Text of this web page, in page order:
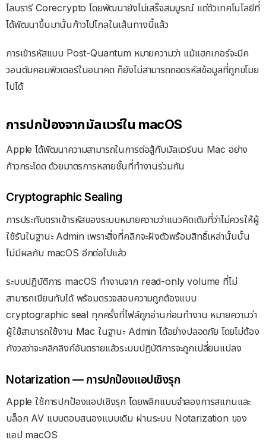
ไลบรารี Corecrypto โดยพัฒนายังไม่เสร็จสมบูรณ์ แต่ตัวเทคโนโลยีที่
ได้พัฒนาขึ้นมานั้นก้าวไปไกลในเส้นทางนี้แล้ว
การเข้ารหัสแบบ Post-Quantum หมายความว่า แม้แฮกเกอร์จะมีค
วอนตัมคอมพิวเตอร์ในอนาคต ก็ยังไม่สามารถถอดรหัสข้อมูลที่ถูกขโมย
ไปได้
การปกป้องจากมัลแวร์ใน macOS
Apple ได้พัฒนาความสามารถในการต่อสู้กับมัลแวร์บน Mac อย่าง
ก้าวกระโดด ด้วยมาตรการหลายชั้นที่ทำงานร่วมกัน
Cryptographic Sealing
การประทับตราเข้ารหัสของระบบหมายความว่าแนวคิดเดิมที่ว่าไม่ควรให้ผู้
ใช้รันในฐานะ Admin เพราะสิ่งที่คลิกจะฝังตัวพร้อมสิทธิ์เหล่านั้นนั้น
ไม่มีผลกับ macOS อีกต่อไปแล้ว
ระบบปฏิบัติการ macOS ทำงานจาก read-only volume ที่ไม่
สามารถเขียนทับได้ พร้อมตรวจสอบความถูกต้องแบบ
cryptographic seal ทุกครั้งที่ไฟล์ถูกอ่านก่อนทำงาน หมายความว่า
ผู้ใช้สามารถใช้งาน Mac ในฐานะ Admin ได้อย่างปลอดภัย โดยไม่ต้อง
กังวลว่าจะคลิกลิงก์อันตรายแล้วระบบปฏิบัติการจะถูกเปลี่ยนแปลง
Notarization — การปกป้องแอปเชิงรุก
Apple ใช้การปกป้องแอปเชิงรุก โดยพลิกแบบจำลองการสแกนและ
บล็อก AV แบบตอบสนองแบบเดิม ผ่านระบบ Notarization ของ
แอป macOS